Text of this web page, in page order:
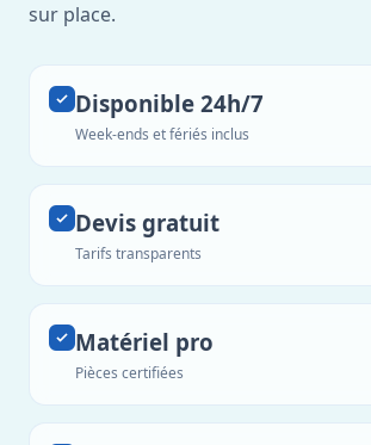
sur place.
Disponible 24h/7
Week-ends et fériés inclus
Devis gratuit
Tarifs transparents
Matériel pro
Pièces certifiées